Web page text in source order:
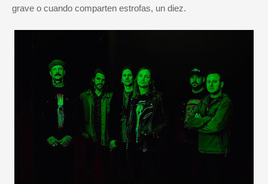
grave o cuando comparten estrofas, un diez.